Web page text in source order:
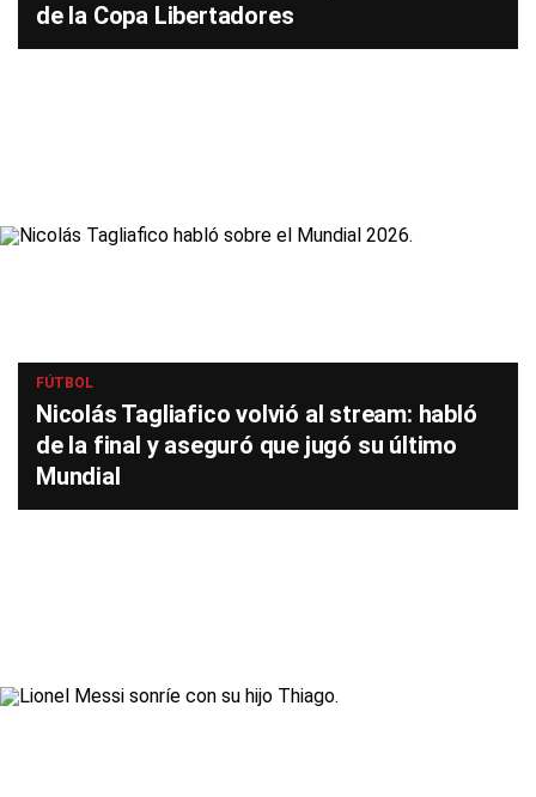
de la Copa Libertadores
FÚTBOL
Nicolás Tagliafico volvió al stream: habló
de la final y aseguró que jugó su último
Mundial